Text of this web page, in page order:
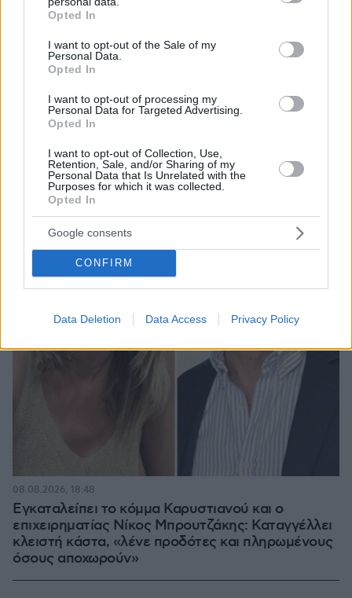
grant or deny consent to Google and its third-party tags to
use your data for below specified purposes in below Google
consent section.
Opted In
I want to opt-out of the Sale of my
Personal Data.
Opted In
I want to opt-out of processing my
Personal Data for Targeted Advertising.
Opted In
I want to opt-out of Collection, Use,
Retention, Sale, and/or Sharing of my
Personal Data that Is Unrelated with the
Purposes for which it was collected.
Opted In
Google consents
CONFIRM
Data Deletion Data Access Privacy Policy
Μυστήριο 3.500 ετών στη Σαντορίνη: Ο 15χρονος
που δεν πρόλαβε να ξεφύγει από το τσουνάμι
μπορεί ν' αλλάξει τη χρονολογία της μεγάλης
έκρηξης
08.08.2026, 18:08
Εγκαταλείπει το κόμμα Καρυστιανού και ο
επιχειρηματίας Νίκος Μπρουτζάκης: Καταγγέλλει
κλειστή κάστα, «λένε προδότες και πληρωμένους
όσους αποχωρούν»
08.08.2026, 18:48